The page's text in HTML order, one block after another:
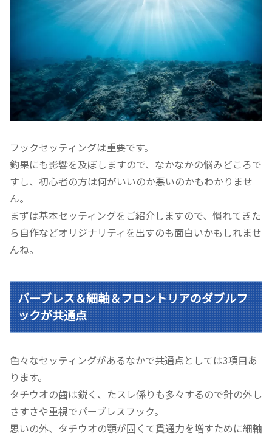
フックセッティングは重要です。
釣果にも影響を及ぼしますので、なかなかの悩みどころで
すし、初心者の方は何がいいのか悪いのかもわかりませ
ん。
まずは基本セッティングをご紹介しますので、慣れてきた
ら自作などオリジナリティを出すのも面白いかもしれませ
んね。
バーブレス＆細軸＆フロントリアのダブルフ
ックが共通点
色々なセッティングがあるなかで共通点としては3項目あ
ります。
タチウオの歯は鋭く、たスレ係りも多々するので針の外し
さすさや重視でパーブレスフック。
思いの外、タチウオの顎が固くて貫通力を増すために細軸